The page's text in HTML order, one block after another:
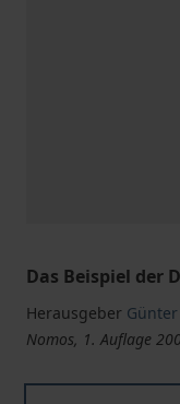
Das Beispiel der
Herausgeber
Nomos, 1. Auflage